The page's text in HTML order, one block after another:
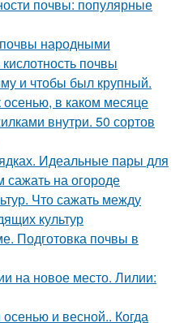
почвы: популярные
почвы народными
почвы
и чтобы был крупный.
осенью, в каком месяце
внутри. 50 сортов
Идеальные пары для
сажать на огороде
Что сажать между
культур
Подготовка почвы в
на новое место. Лилии:
осенью и весной.. Когда